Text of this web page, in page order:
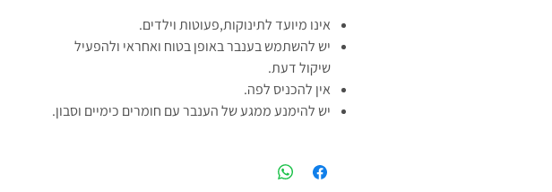
אינו מיועד לתינוקות,פעוטות וילדים.
יש להשתמש בענבר באופן בטוח ואחראי ולהפעיל
שיקול דעת.
אין להכניס לפה.
יש להימנע ממגע של הענבר עם חומרים כימיים וסבון.